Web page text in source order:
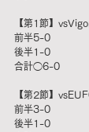
【第1節】
前半5-0
後半1-0
合計◯6-0
【第2節】
前半3-0
後半1-0